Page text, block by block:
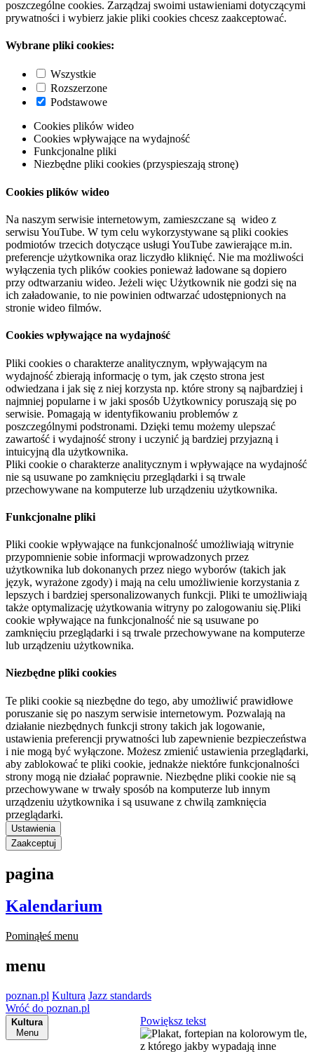
poszczególne cookies. Zarządzaj swoimi ustawieniami dotyczącymi
prywatności i wybierz jakie pliki cookies chcesz zaakceptować.
Wybrane pliki cookies:
Wszystkie
Rozszerzone
Podstawowe
Cookies plików wideo
Cookies wpływające na wydajność
Funkcjonalne pliki
Niezbędne pliki cookies (przyspieszają stronę)
Cookies plików wideo
Na naszym serwisie internetowym, zamieszczane są wideo z
serwisu YouTube. W tym celu wykorzystywane są pliki cookies
podmiotów trzecich dotyczące usługi YouTube zawierające m.in.
preferencje użytkownika oraz liczydło kliknięć. Nie ma możliwości
wyłączenia tych plików cookies ponieważ ładowane są dopiero
przy odtwarzaniu wideo. Jeżeli więc Użytkownik nie godzi się na
ich załadowanie, to nie powinien odtwarzać udostępnionych na
stronie wideo filmów.
Cookies wpływające na wydajność
Pliki cookies o charakterze analitycznym, wpływającym na
wydajność zbierają informację o tym, jak często strona jest
odwiedzana i jak się z niej korzysta np. które strony są najbardziej i
najmniej popularne i w jaki sposób Użytkownicy poruszają się po
serwisie. Pomagają w identyfikowaniu problemów z
poszczególnymi podstronami. Dzięki temu możemy ulepszać
zawartość i wydajność strony i uczynić ją bardziej przyjazną i
intuicyjną dla użytkownika.
Pliki cookie o charakterze analitycznym i wpływające na wydajność
nie są usuwane po zamknięciu przeglądarki i są trwale
przechowywane na komputerze lub urządzeniu użytkownika.
Funkcjonalne pliki
Pliki cookie wpływające na funkcjonalność umożliwiają witrynie
przypomnienie sobie informacji wprowadzonych przez
użytkownika lub dokonanych przez niego wyborów (takich jak
język, wyrażone zgody) i mają na celu umożliwienie korzystania z
lepszych i bardziej spersonalizowanych funkcji. Pliki te umożliwiają
także optymalizację użytkowania witryny po zalogowaniu się.Pliki
cookie wpływające na funkcjonalność nie są usuwane po
zamknięciu przeglądarki i są trwale przechowywane na komputerze
lub urządzeniu użytkownika.
Niezbędne pliki cookies
Te pliki cookie są niezbędne do tego, aby umożliwić prawidłowe
poruszanie się po naszym serwisie internetowym. Pozwalają na
działanie niezbędnych funkcji strony takich jak logowanie,
ustawienia preferencji prywatności lub zapewnienie bezpieczeństwa
i nie mogą być wyłączone. Możesz zmienić ustawienia przeglądarki,
aby zablokować te pliki cookie, jednakże niektóre funkcjonalności
strony mogą nie działać poprawnie. Niezbędne pliki cookie nie są
przechowywane w trwały sposób na komputerze lub innym
urządzeniu użytkownika i są usuwane z chwilą zamknięcia
przeglądarki.
Ustawienia
Zaakceptuj
pagina
Kalendarium
Pominąłeś menu
menu
poznan.pl Kultura Jazz standards
Wróć do poznan.pl
Kultura
Menu
Powiększ tekst